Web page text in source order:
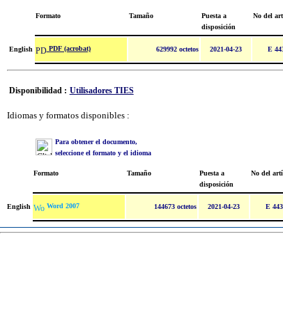
Formato Tamaño
Puesta a
disposición
No del
English PDF (acrobat) 629992 octetos 2021-04-23 E
Disponibilidad : Utilisadores TIES
Idiomas y formatos disponibles :
Para obtener el documento,
seleccione el formato y el idioma
Formato Tamaño
Puesta a
disposición
No del
English Word 2007 144673 octetos 2021-04-23 E